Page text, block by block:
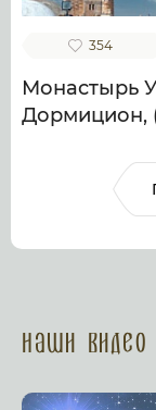
354
Монастырь
Дормицион,
Наши Видео